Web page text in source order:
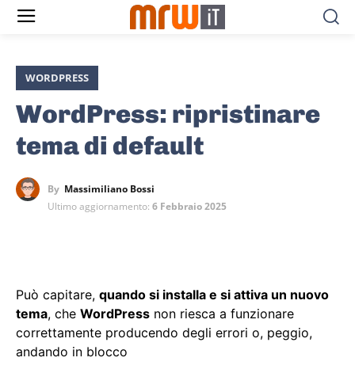
WORDPRESS
WordPress: ripristinare
tema di default
By Massimiliano Bossi
Ultimo aggiornamento: 6 Febbraio 2025
Può capitare, quando si installa e si attiva un nuovo
tema, che WordPress non riesca a funzionare
correttamente producendo degli errori o, peggio,
andando in blocco